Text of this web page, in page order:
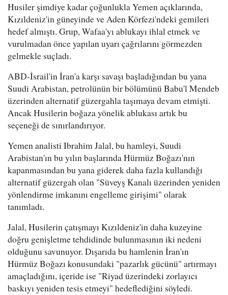
Husiler şimdiye kadar çoğunlukla Yemen açıklarında,
Kızıldeniz'in güneyinde ve Aden Körfezi'ndeki gemileri
hedef almıştı. Grup, Wafaa'yı ablukayı ihlal etmek ve
vurulmadan önce yapılan uyarı çağrılarını görmezden
gelmekle suçladı.
ABD-İsrail'in İran'a karşı savaşı başladığından bu yana
Suudi Arabistan, petrolünün bir bölümünü Babu'l Mendeb
üzerinden alternatif güzergahla taşımaya devam etmişti.
Ancak Husilerin boğaza yönelik ablukası artık bu
seçeneği de sınırlandırıyor.
Yemen analisti Ibrahim Jalal, bu hamleyi, Suudi
Arabistan'ın bu yılın başlarında Hürmüz Boğazı'nın
kapanmasından bu yana giderek daha fazla kullandığı
alternatif güzergah olan "Süveyş Kanalı üzerinden yeniden
yönlendirme imkanını engelleme girişimi" olarak
tanımladı.
Jalal, Husilerin çatışmayı Kızıldeniz'in daha kuzeyine
doğru genişletme tehdidinde bulunmasının iki nedeni
olduğunu savunuyor. Dışarıda bu hamlenin İran'ın
Hürmüz Boğazı konusundaki "pazarlık gücünü" artırmayı
amaçladığını, içeride ise "Riyad üzerindeki zorlayıcı
baskıyı yeniden tesis etmeyi" hedeflediğini söyledi.